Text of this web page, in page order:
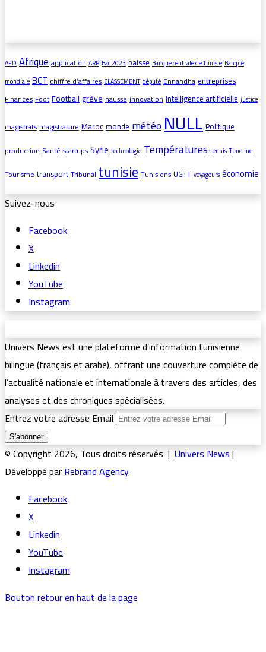
AFD Afriqueapplication ARP Bac 2023 baisse Banque centrale de Tunisie Banque
mondiale BCTchiffre d’affaires CLASSEMENT député Ennahdhaentreprises
FinancesFootFootballgrèvehausseinnovationintelligence artificielle justice
magistratsmagistratureMarocmondemétéoNULLPolitique
productionSantéstartupsSyrie technologie Températures tennis Timeline
TourismetransportTribunaltunisieTunisiensUGTT voyageurs économie
Suivez-nous
Facebook
X
Linkedin
YouTube
Instagram
Univers News est une plateforme d’information tunisienne
bilingue (français et arabe), offrant une couverture complète de
l’actualité nationale et internationale à travers des articles, des
analyses et des chroniques spécialisées.
Entrez votre adresse Email
© Copyright 2026, Tous droits réservés |Univers News|
Développé parRebrand Agency
Facebook
X
Linkedin
YouTube
Instagram
Bouton retour en haut de la page